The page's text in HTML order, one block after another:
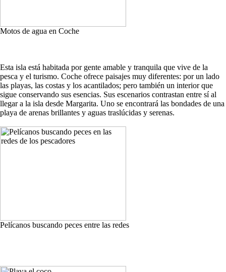
Motos de agua en Coche
Esta isla está habitada por gente amable y tranquila que vive de la
pesca y el turismo. Coche ofrece paisajes muy diferentes: por un lado
las playas, las costas y los acantilados; pero también un interior que
sigue conservando sus esencias. Sus escenarios contrastan entre sí al
llegar a la isla desde Margarita. Uno se encontrará las bondades de una
playa de arenas brillantes y aguas traslúcidas y serenas.
Pelícanos buscando peces entre las redes